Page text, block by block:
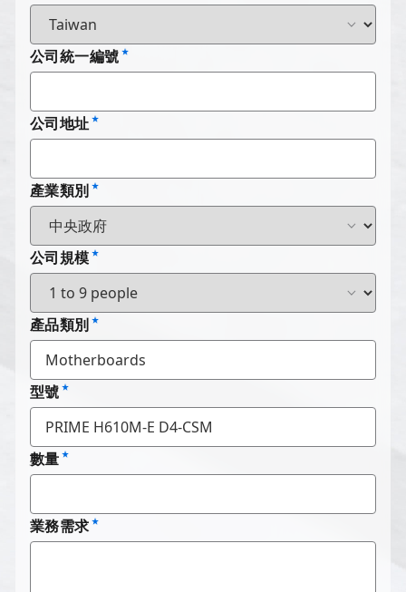
公司統一編號
公司地址
產業類別
公司規模
產品類別
型號
數量
業務需求